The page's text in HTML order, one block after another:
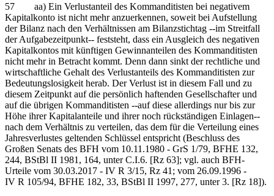
57 aa) Ein Verlustanteil des Kommanditisten bei negativem
Kapitalkonto ist nicht mehr anzuerkennen, soweit bei Aufstellung
der Bilanz nach den Verhältnissen am Bilanzstichtag ‑‑im Streitfall
der Aufgabezeitpunkt‑‑ feststeht, dass ein Ausgleich des negativen
Kapitalkontos mit künftigen Gewinnanteilen des Kommanditisten
nicht mehr in Betracht kommt. Denn dann sinkt der rechtliche und
wirtschaftliche Gehalt des Verlustanteils des Kommanditisten zur
Bedeutungslosigkeit herab. Der Verlust ist in diesem Fall und zu
diesem Zeitpunkt auf die persönlich haftenden Gesellschafter und
auf die übrigen Kommanditisten ‑‑auf diese allerdings nur bis zur
Höhe ihrer Kapitalanteile und ihrer noch rückständigen Einlagen‑‑
nach dem Verhältnis zu verteilen, das dem für die Verteilung eines
Jahresverlustes geltenden Schlüssel entspricht (Beschluss des
Großen Senats des BFH vom 10.11.1980 - GrS 1/79, BFHE 132,
244, BStBl II 1981, 164, unter C.I.6. [Rz 63]; vgl. auch BFH-
Urteile vom 30.03.2017 - IV R 3/15, Rz 41; vom 26.09.1996 -
IV R 105/94, BFHE 182, 33, BStBl II 1997, 277, unter 3. [Rz 18]).